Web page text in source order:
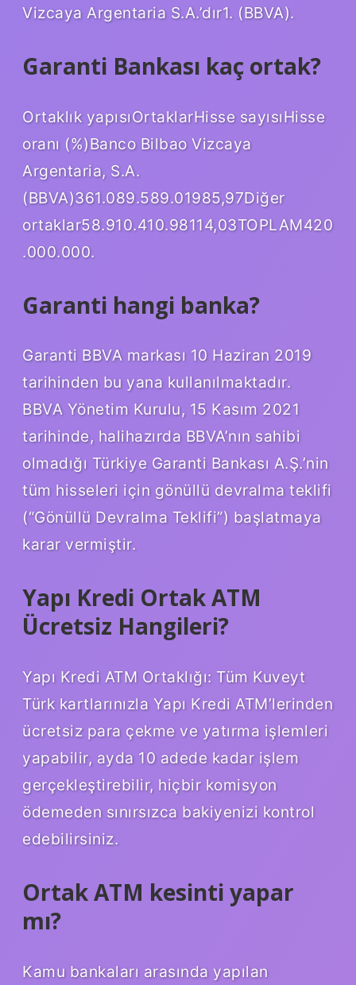
Vizcaya Argentaria S.A.’dır1. (BBVA).
Garanti Bankası kaç ortak?
Ortaklık yapısıOrtaklarHisse sayısıHisse
oranı (%)Banco Bilbao Vizcaya
Argentaria, S.A.
(BBVA)361.089.589.01985,97Diğer
ortaklar58.910.410.98114,03TOPLAM420
.000.000.
Garanti hangi banka?
Garanti BBVA markası 10 Haziran 2019
tarihinden bu yana kullanılmaktadır.
BBVA Yönetim Kurulu, 15 Kasım 2021
tarihinde, halihazırda BBVA’nın sahibi
olmadığı Türkiye Garanti Bankası A.Ş.’nin
tüm hisseleri için gönüllü devralma teklifi
(“Gönüllü Devralma Teklifi”) başlatmaya
karar vermiştir.
Yapı Kredi Ortak ATM
Ücretsiz Hangileri?
Yapı Kredi ATM Ortaklığı: Tüm Kuveyt
Türk kartlarınızla Yapı Kredi ATM’lerinden
ücretsiz para çekme ve yatırma işlemleri
yapabilir, ayda 10 adede kadar işlem
gerçekleştirebilir, hiçbir komisyon
ödemeden sınırsızca bakiyenizi kontrol
edebilirsiniz.
Ortak ATM kesinti yapar
mı?
Kamu bankaları arasında yapılan